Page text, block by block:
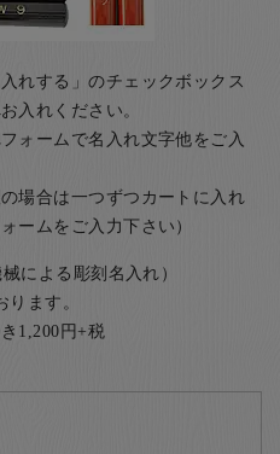
れする」のチェックボックス
入れください。
ォームで名入れ文字他をご入
場合は一つずつカートに入れ
ームをご入力下さい）
による彫刻名入れ）
ます。
1,200円+税